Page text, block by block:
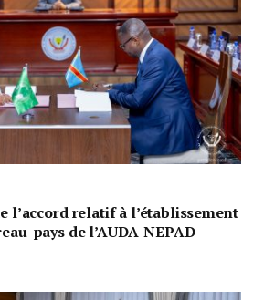
l’accord relatif à l’établissement
pays de l’AUDA-NEPAD